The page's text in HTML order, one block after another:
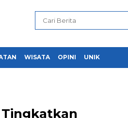
WISATA OPINI UNIK
Tingkatkan